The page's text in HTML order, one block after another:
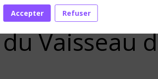
Vaisseau
Accepter Refuser